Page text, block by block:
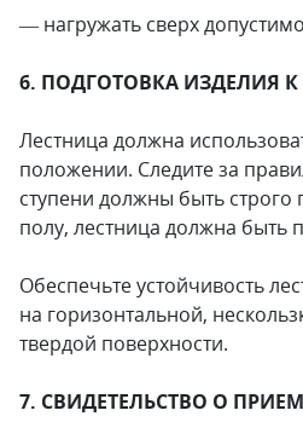
— нагружать сверх
6. ПОДГОТОВКА ИЗДЕЛИЯ К
Лестница должна
положении. Следите за
ступени должны быть
полу, лестница должна быть
Обеспечьте устойчивость
на горизонтальной,
твердой поверхности.
7. СВИДЕТЕЛЬСТВО О